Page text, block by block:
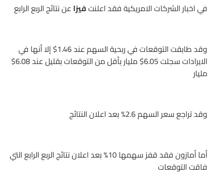
في اخبار الشركات الامريكية فقد اعلنتفيزا عن نتائج الربع الرابع
وقد طابقت التوقعات في ربحية السهم عند 1.46$ إلا أنها في
الايرادات سجلت 6.05$ مليار بأقل من التوقعات بقليل عند 6.08$
مليار
وقد تراجع سعر السهم 2.6% بعد اعلان النتائج
أما أمازون فقد قفز سهمها 10% بعد اعلان نتائج الربع الرابع التي
فاقت التوقعات